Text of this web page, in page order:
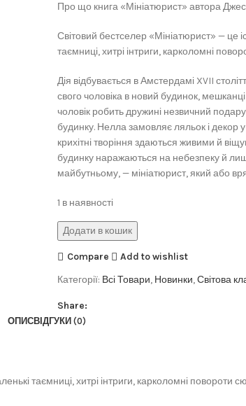
Про що книга «Мініатюрист» автора
Світовий бестселер «Мініатюрист» — це
таємниці, хитрі інтриги, карколомні
Дія відбувається в Амстердамі XVII
свого чоловіка в новий будинок,
чоловік робить дружині незвичний
будинку. Нелла замовляє ляльок і декор
крихітні творіння здаються живими й
будинку наражаються на небезпеку й
майбутньому, — мініатюрист, який або
1 в наявності
Додати в кошик
Compare
Add to wishlist
Категорії: Всі Товари, Новинки,Світова
Share:
ОПИСВІДГУКИ (0)
таємниці, хитрі інтриги, карколомні повороти